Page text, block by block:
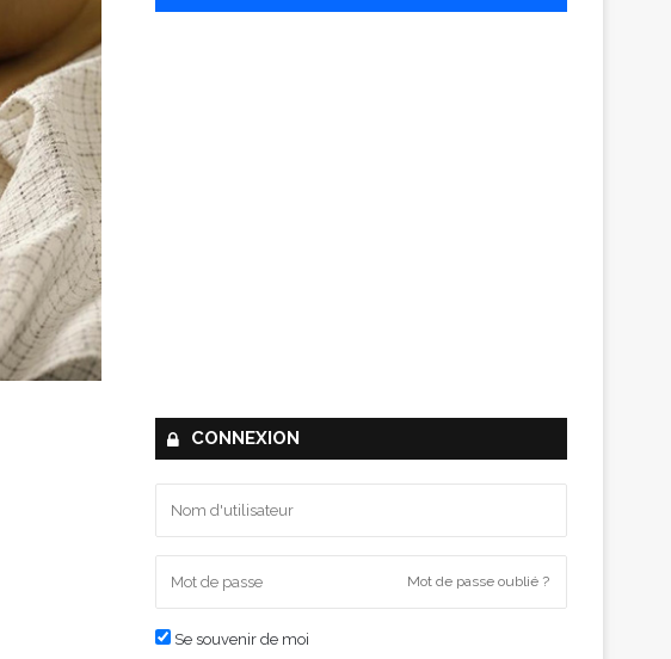
CONNEXION
Mot de passe oublié ?
Se souvenir de moi